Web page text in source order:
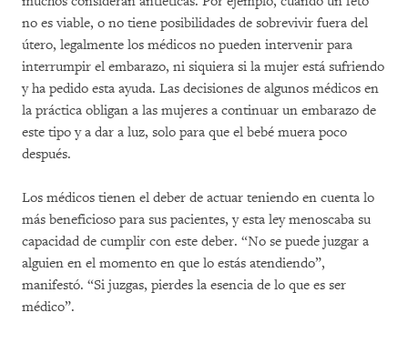
no es viable, o no tiene posibilidades de sobrevivir fuera del
útero, legalmente los médicos no pueden intervenir para
interrumpir el embarazo, ni siquiera si la mujer está sufriendo
y ha pedido esta ayuda. Las decisiones de algunos médicos en
la práctica obligan a las mujeres a continuar un embarazo de
este tipo y a dar a luz, solo para que el bebé muera poco
después.
Los médicos tienen el deber de actuar teniendo en cuenta lo
más beneficioso para sus pacientes, y esta ley menoscaba su
capacidad de cumplir con este deber. “No se puede juzgar a
alguien en el momento en que lo estás atendiendo”,
manifestó. “Si juzgas, pierdes la esencia de lo que es ser
médico”.